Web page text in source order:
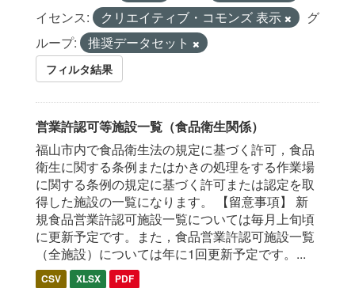
イセンス:
クリエイティブ・コモンズ 表示
グ
ループ:
推奨データセット
フィルタ結果
営業許認可等施設一覧（食品衛生関係）
福山市内で食品衛生法の規定に基づく許可，食品
衛生に関する条例またはかきの処理をする作業場
に関する条例の規定に基づく許可または認定を取
得した施設の一覧になります。 【留意事項】 新
規食品営業許認可施設一覧については毎月上旬頃
に更新予定です。また，食品営業許認可施設一覧
（全施設）については年に1回更新予定です。...
CSV XLSX PDF